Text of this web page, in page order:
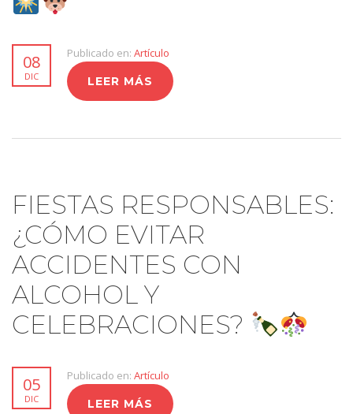
08
DIC
Publicado en: Artículo
LEER MÁS
FIESTAS RESPONSABLES:
¿CÓMO EVITAR
ACCIDENTES CON
ALCOHOL Y
CELEBRACIONES?
05
DIC
Publicado en: Artículo
LEER MÁS